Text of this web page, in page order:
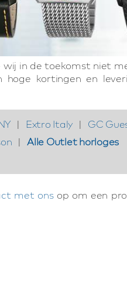
in de toekomst niet
kortingen en
| Extro Italy | GC
| Alle Outlet horloges
met onsop om een